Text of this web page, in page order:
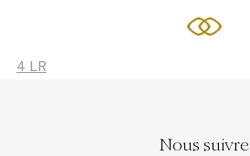
4 LR
Nous suivre